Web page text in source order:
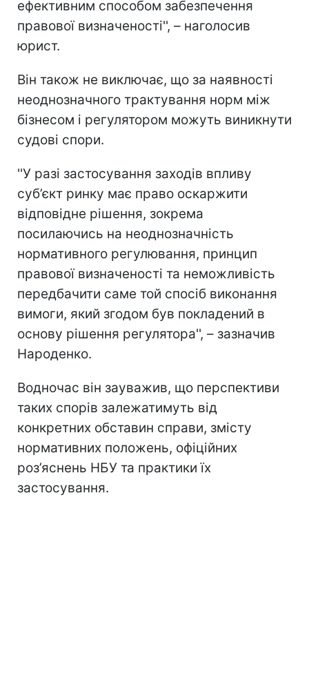
ефективним способом забезпечення
правової визначеності'', – наголосив
юрист.
Він також не виключає, що за наявності
неоднозначного трактування норм між
бізнесом і регулятором можуть виникнути
судові спори.
''У разі застосування заходів впливу
суб’єкт ринку має право оскаржити
відповідне рішення, зокрема
посилаючись на неоднозначність
нормативного регулювання, принцип
правової визначеності та неможливість
передбачити саме той спосіб виконання
вимоги, який згодом був покладений в
основу рішення регулятора'', – зазначив
Народенко.
Водночас він зауважив, що перспективи
таких спорів залежатимуть від
конкретних обставин справи, змісту
нормативних положень, офіційних
роз’яснень НБУ та практики їх
застосування.